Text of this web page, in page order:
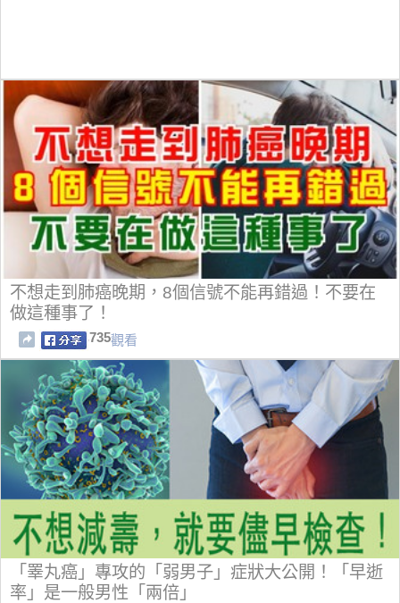
不想走到肺癌晚期，8個信號不能再錯過！不要在
做這種事了！
735觀看
「睪丸癌」專攻的「弱男子」症狀大公開！「早逝
率」是一般男性「兩倍」